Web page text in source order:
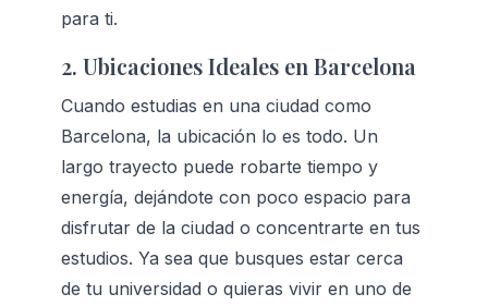
para ti.
2. Ubicaciones Ideales en Barcelona
Cuando estudias en una ciudad como
Barcelona, la ubicación lo es todo. Un
largo trayecto puede robarte tiempo y
energía, dejándote con poco espacio para
disfrutar de la ciudad o concentrarte en tus
estudios. Ya sea que busques estar cerca
de tu universidad o quieras vivir en uno de